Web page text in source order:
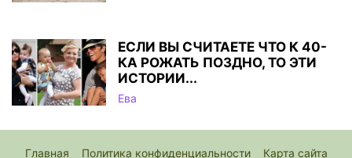
ЕСЛИ ВЫ СЧИТАЕТЕ ЧТО К 40-
КА РОЖАТЬ ПОЗДНО, ТО ЭТИ
ИСТОРИИ...
Ева
Главная Политика конфиденциальности Карта сайта